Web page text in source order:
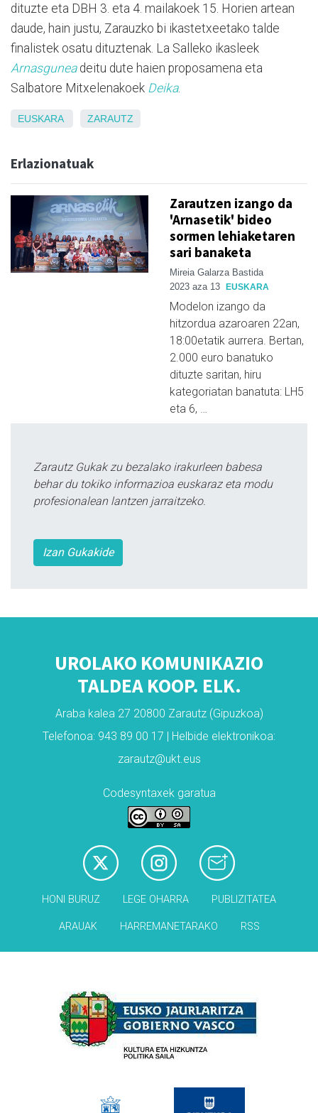
dituzte eta DBH 3. eta 4. mailakoek 15. Horien artean
daude, hain justu, Zarauzko bi ikastetxeetako talde
finalistek osatu dituztenak. La Salleko ikasleek
Arnasguneadeitu dute haien proposamena eta
Salbatore Mitxelenakoek Deika.
EUSKARA ZARAUTZ
Erlazionatuak
Zarautzen izango da
'Arnasetik' bideo
sormen lehiaketaren
sari banaketa
Mireia Galarza Bastida
2023 aza 13
EUSKARA
Modelon izango da
hitzordua azaroaren 22an,
18:00etatik aurrera. Bertan,
2.000 euro banatuko
dituzte saritan, hiru
kategoriatan banatuta: LH5
eta 6, …
Zarautz Gukak zu bezalako irakurleen babesa
behar du tokiko informazioa euskaraz eta modu
profesionalean lantzen jarraitzeko.
Izan Gukakide
UROLAKO KOMUNIKAZIO
TALDEA KOOP. ELK.
Araba kalea 27 20800 Zarautz (Gipuzkoa)
Telefonoa: 943 89 00 17 | Helbide elektronikoa:
zarautz@ukt.eus
Codesyntaxek garatua
HONI BURUZ LEGE OHARRA PUBLIZITATEA
ARAUAK HARREMANETARAKO RSS